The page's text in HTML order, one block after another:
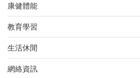
康健體能
教育學習
生活休閒
網絡資訊